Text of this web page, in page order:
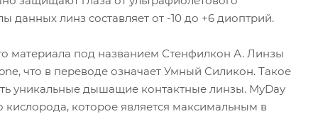
данных линз составляет от -10 до +6 диоптрий.
материала под названием Стенфилкон А. Линзы
что в переводе означает Умный Силикон. Такое
уникальные дышащие контактные линзы. MyDay
которое является максимальным в